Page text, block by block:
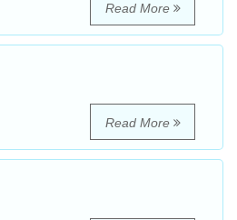
Read More
Read More